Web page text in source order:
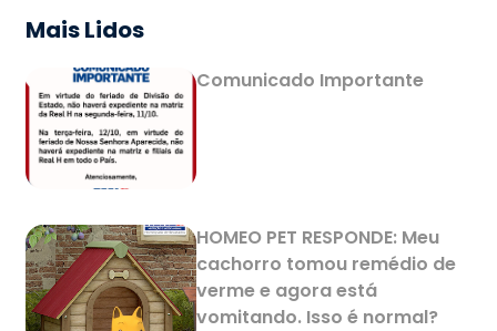
Mais Lidos
Comunicado Importante
HOMEO PET RESPONDE: Meu
cachorro tomou remédio de
verme e agora está
vomitando. Isso é normal?